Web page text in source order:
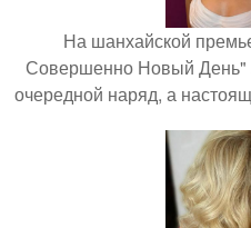
На шанхайской
Совершенно Новый День"
очередной наряд, а